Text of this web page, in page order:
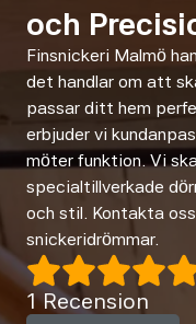
och
Finsnickeri Malmö
det handlar om att
passar ditt hem
erbjuder vi
möter funktion. Vi
specialtillverkade
och stil. Kontakta
snickeridrömmar.
1 Recension